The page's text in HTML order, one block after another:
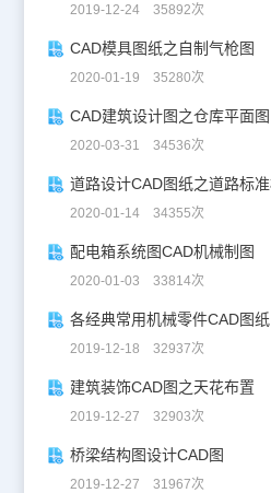
2019-12-24 35892次
CAD模具图纸之自制气枪图
2020-01-19 35280次
CAD建筑设计图之仓库平面图
2020-03-31 34536次
2020-01-14 34355次
配电箱系统图CAD机械制图
2020-01-03 33814次
各经典常用机械零件CAD图纸
2019-12-18 32937次
建筑装饰CAD图之天花布置
2019-12-27 32903次
桥梁结构图设计CAD图
2019-12-27 31967次